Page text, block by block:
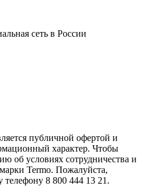
сеть в России
публичной офертой и
характер. Чтобы
об условиях сотрудничества и
Termo. Пожалуйста,
телефону 8 800 444 13 21.